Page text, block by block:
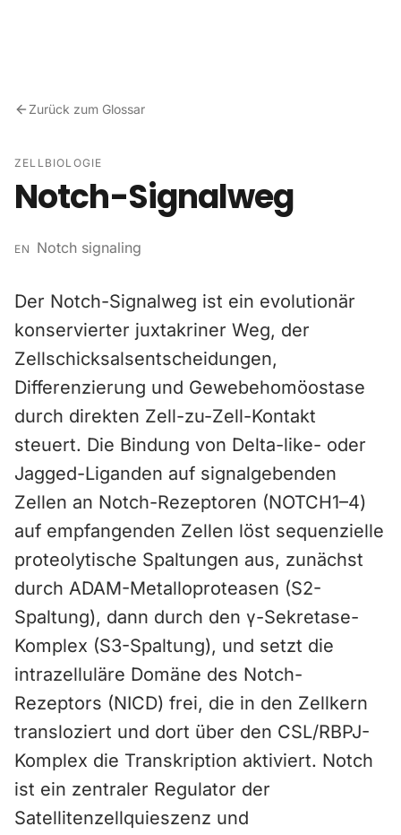
Zurück zum Glossar
ZELLBIOLOGIE
Notch-Signalweg
EN Notch signaling
Der Notch-Signalweg ist ein evolutionär
konservierter juxtakriner Weg, der
Zellschicksalsentscheidungen,
Differenzierung und Gewebehomöostase
durch direkten Zell-zu-Zell-Kontakt
steuert. Die Bindung von Delta-like- oder
Jagged-Liganden auf signalgebenden
Zellen an Notch-Rezeptoren (NOTCH1–4)
auf empfangenden Zellen löst sequenzielle
proteolytische Spaltungen aus, zunächst
durch ADAM-Metalloproteasen (S2-
Spaltung), dann durch den γ-Sekretase-
Komplex (S3-Spaltung), und setzt die
intrazelluläre Domäne des Notch-
Rezeptors (NICD) frei, die in den Zellkern
transloziert und dort über den CSL/RBPJ-
Komplex die Transkription aktiviert. Notch
ist ein zentraler Regulator der
Satellitenzellquieszenz und